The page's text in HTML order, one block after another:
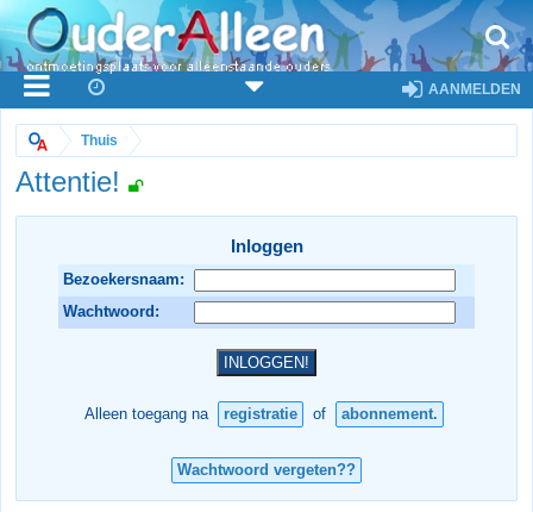
AANMELDEN
Thuis
Attentie!
Inloggen
Bezoekersnaam:
Wachtwoord:
Alleen toegang na registratie of abonnement.
Wachtwoord vergeten??